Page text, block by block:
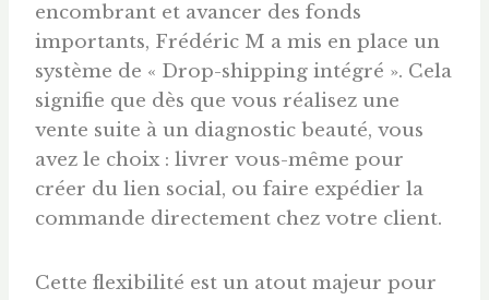
encombrant et avancer des fonds
importants, Frédéric M a mis en place un
système de « Drop-shipping intégré ». Cela
signifie que dès que vous réalisez une
vente suite à un diagnostic beauté, vous
avez le choix : livrer vous-même pour
créer du lien social, ou faire expédier la
commande directement chez votre client.
Cette flexibilité est un atout majeur pour